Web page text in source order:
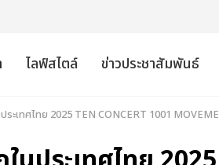
ไลฟ์สไตล์ ข่าวประชาสัมพันธ์
ระเทศไทย 2025 TEN CONCERT 1001